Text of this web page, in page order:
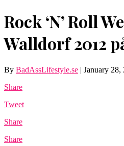
Rock ‘N’ Roll
Walldorf 2012
By BadAssLifestyle.se | January 28,
Share
Tweet
Share
Share